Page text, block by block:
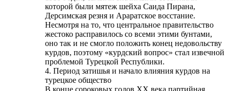
которой были мятеж шейха Саида Пирана,
Дерсимская резня и Араратское восстание.
Несмотря на то, что центральное правительство
жестоко расправилось со всеми этими бунтами,
оно так и не смогло положить конец недовольству
курдов, поэтому «курдский вопрос» стал извечной
проблемой Турецкой Республики.
4. Период затишья и начало влияния курдов на
турецкое общество
В конце сороковых годов ХХ века партийная